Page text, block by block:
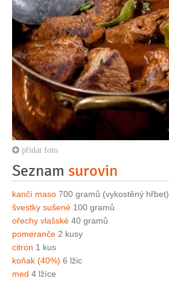
přidat foto
Seznam surovin
kančí maso 700 gramů (vykostěný hřbet)
švestky sušené 100 gramů
ořechy vlašské 40 gramů
pomeranče 2 kusy
citron 1 kus
koňak (40%) 6 lžic
med 4 lžíce